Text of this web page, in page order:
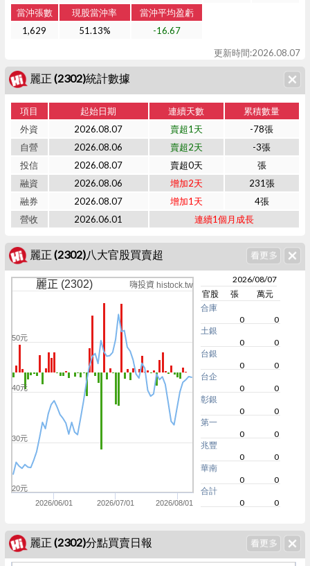
當沖張數 現股當沖率
當沖平均盈虧
1,629
51.13%
-16.67
更新時間:2026.08.07
麗正 (2302)統計數據
項目 起始日期 連續天數
累積數量
外資
2026.08.07 賣超1天
-78張
自營
2026.08.06 賣超2天
-3張
投信
2026.08.07 賣超0天
張
融資
2026.08.06 增加2天
231張
融券
2026.08.07 增加1天
4張
營收
2026.06.01 連續1個月成長
麗正 (2302)八大官股買賣超
麗正 (2302) 嗨投資 histock.tw
2026/06/01 2026/07/01 2026/08/01
20元
30元
40元
50元
2026/08/07
官股
張
萬元
合庫
0
0
土銀
0
0
台銀
0
0
台企
0
0
彰銀
0
0
第一
0
0
兆豐
0
0
華南
0
0
合計
0
0
麗正 (2302)分點買賣日報